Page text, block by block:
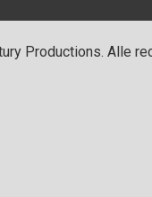
Productions. Alle